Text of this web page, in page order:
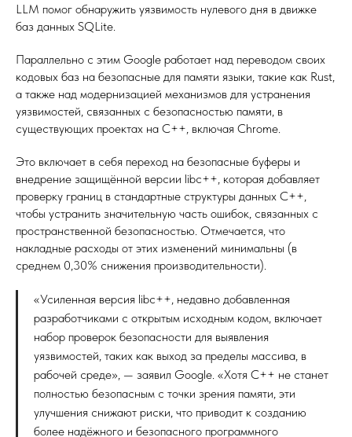
LLM помог обнаружить уязвимость нулевого дня в движке
баз данных SQLite.
Параллельно с этим Google работает над переводом своих
кодовых баз на безопасные для памяти языки, такие как Rust,
а также над модернизацией механизмов для устранения
уязвимостей, связанных с безопасностью памяти, в
существующих проектах на C++, включая Chrome.
Это включает в себя переход на безопасные буферы и
внедрение защищённой версии libc++, которая добавляет
проверку границ в стандартные структуры данных C++,
чтобы устранить значительную часть ошибок, связанных с
пространственной безопасностью. Отмечается, что
накладные расходы от этих изменений минимальны (в
среднем 0,30% снижения производительности).
«Усиленная версия libc++, недавно добавленная
разработчиками с открытым исходным кодом, включает
набор проверок безопасности для выявления
уязвимостей, таких как выход за пределы массива, в
рабочей среде», — заявил Google. «Хотя C++ не станет
полностью безопасным с точки зрения памяти, эти
улучшения снижают риски, что приводит к созданию
более надёжного и безопасного программного